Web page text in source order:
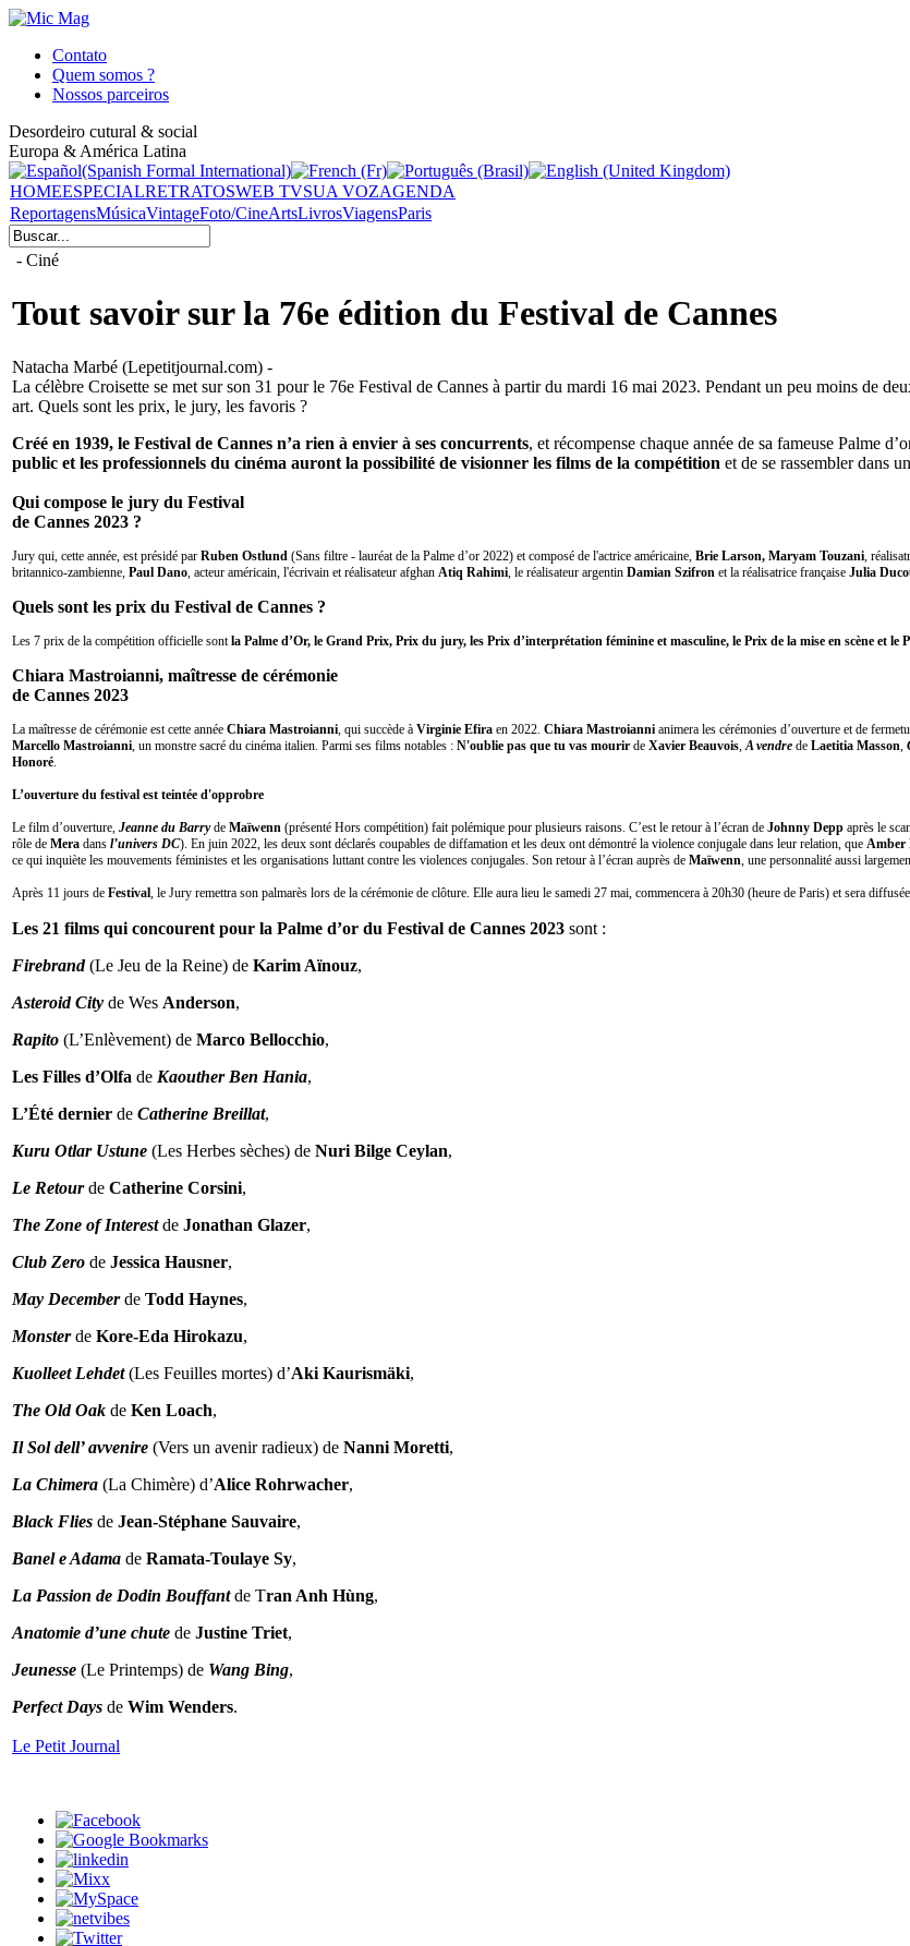
Contato
Quem somos ?
Nossos parceiros
Desordeiro cutural & social
Europa & América Latina
HOMEESPECIALRETRATOSWEB TVSUA VOZAGENDA
ReportagensMúsicaVintageFoto/CineArtsLivrosViagensParis
- Ciné
Tout savoir sur la 76e édition du Festival de Cannes
Natacha Marbé (Lepetitjournal.com) -
La célèbre Croisette se met sur son 31 pour le 76e Festival de Cannes à partir du mardi 16 mai 2023. Pendant un peu moins de
art. Quels sont les prix, le jury, les favoris ?
Créé en 1939, le Festival de Cannes n’a rien à envier à ses concurrents, et récompense chaque année de sa fameuse Palme
public et les professionnels du cinéma auront la possibilité de visionner les films de la compétition et de se rassembler dans
Qui compose le jury du Festival
de Cannes 2023 ?
Jury qui, cette année, est présidé par Ruben Ostlund (Sans filtre - lauréat de la Palme d’or 2022) et composé de l'actrice américaine, Brie Larson, Maryam Touzani,
britannico-zambienne, Paul Dano, acteur américain, l'écrivain et réalisateur afghan Atiq Rahimi, le réalisateur argentin Damian Szifron et la réalisatrice française Julia
Quels sont les prix du Festival de Cannes ?
Les 7 prix de la compétition officielle sontla Palme d’Or, le Grand Prix, Prix du jury, les Prix d’interprétation féminine et masculine, le Prix de la mise en scène et le
Chiara Mastroianni, maîtresse de cérémonie
de Cannes 2023
La maîtresse de cérémonie est cette année Chiara Mastroianni, qui succède à Virginie Efira en 2022. Chiara Mastroianni animera les cérémonies d’ouverture et de
Marcello Mastroianni, un monstre sacré du cinéma italien. Parmi ses films notables : N'oublie pas que tu vas mourir de Xavier Beauvois,A vendre de Laetitia Masson,
Honoré.
L’ouverture du festival est teintée d'opprobre
Le film d’ouverture, Jeanne du Barryde Maïwenn (présenté Hors compétition) fait polémique pour plusieurs raisons. C’est le retour à l’écran de Johnny Depp après le
rôle de Mera dans l’univers DC). En juin 2022, les deux sont déclarés coupables de diffamation et les deux ont démontré la violence conjugale dans leur relation, que Amber
ce qui inquiète les mouvements féministes et les organisations luttant contre les violences conjugales. Son retour à l’écran auprès de Maïwenn, une personnalité aussi
Après 11 jours de Festival, le Jury remettra son palmarès lors de la cérémonie de clôture. Elle aura lieu le samedi 27 mai, commencera à 20h30 (heure de Paris) et sera
Les 21 films qui concourent pour la Palme d’or du Festival de Cannes 2023 sont :
Firebrand(Le Jeu de la Reine) de Karim Aïnouz,
Asteroid City de Wes Anderson,
Rapito (L’Enlèvement) de Marco Bellocchio,
Les Filles d’Olfa de Kaouther Ben Hania,
L’Été dernier de Catherine Breillat,
Kuru Otlar Ustune (Les Herbes sèches) de Nuri Bilge Ceylan,
Le Retourde Catherine Corsini,
The Zone of Interestde Jonathan Glazer,
Club Zero de Jessica Hausner,
May Decemberde Todd Haynes,
Monsterde Kore-Eda Hirokazu,
Kuolleet Lehdet(Les Feuilles mortes) d’Aki Kaurismäki,
The Old Oak de Ken Loach,
Il Sol dell’ avvenire (Vers un avenir radieux) de Nanni Moretti,
La Chimera (La Chimère) d’Alice Rohrwacher,
Black Flies de Jean-Stéphane Sauvaire,
Banel e Adama de Ramata-Toulaye Sy,
La Passion de Dodin Bouffantde Tran Anh Hùng,
Anatomie d’une chute de Justine Triet,
Jeunesse (Le Printemps) de Wang Bing,
Perfect Days de Wim Wenders.
Le Petit Journal